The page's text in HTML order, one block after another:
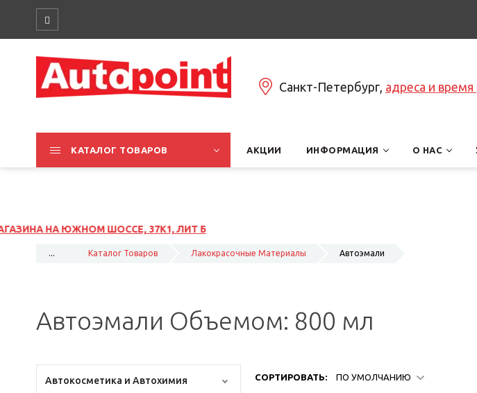
Санкт-Петербург, адреса и
КАТАЛОГ ТОВАРОВ АКЦИИ ИНФОРМАЦИЯ О НАС
ЛИТ Б
... Каталог Товаров Лакокрасочные Материалы Автоэмали
Автоэмали Объемом: 800 мл
Автокосметика и Автохимия СОРТИРОВАТЬ: ПО УМОЛЧАНИЮ